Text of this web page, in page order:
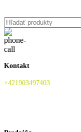
Kontakt
+421903497403